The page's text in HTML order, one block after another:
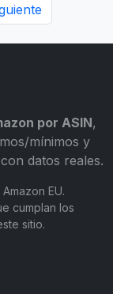
por ASIN,
mínimos y
datos reales.
EU.
cumplan los
sitio.